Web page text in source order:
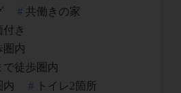
共働きの家
き
圏内
徒歩圏内
内
トイレ2箇所